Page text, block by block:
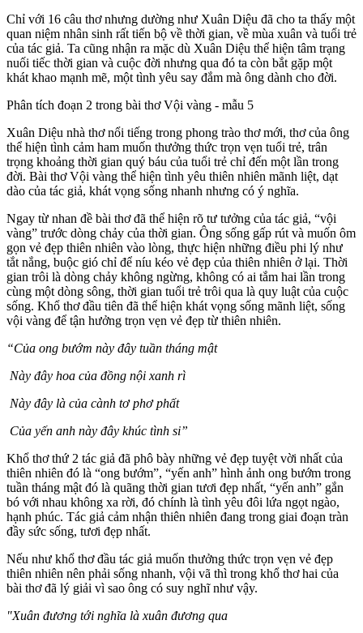
Chỉ với 16 câu thơ nhưng dường như Xuân Diệu đã cho ta thấy một
quan niệm nhân sinh rất tiến bộ về thời gian, về mùa xuân và tuổi trẻ
của tác giả. Ta cũng nhận ra mặc dù Xuân Diệu thể hiện tâm trạng
nuối tiếc thời gian và cuộc đời nhưng qua đó ta còn bắt gặp một
khát khao mạnh mẽ, một tình yêu say đắm mà ông dành cho đời.
Phân tích đoạn 2 trong bài thơ Vội vàng - mẫu 5
Xuân Diệu nhà thơ nổi tiếng trong phong trào thơ mới, thơ của ông
thể hiện tình cảm ham muốn thưởng thức trọn vẹn tuổi trẻ, trân
trọng khoảng thời gian quý báu của tuổi trẻ chỉ đến một lần trong
đời. Bài thơ Vội vàng thể hiện tình yêu thiên nhiên mãnh liệt, dạt
dào của tác giả, khát vọng sống nhanh nhưng có ý nghĩa.
Ngay từ nhan đề bài thơ đã thể hiện rõ tư tưởng của tác giả, “vội
vàng” trước dòng chảy của thời gian. Ông sống gấp rút và muốn ôm
gọn vẻ đẹp thiên nhiên vào lòng, thực hiện những điều phi lý như
tắt nắng, buộc gió chỉ để níu kéo vẻ đẹp của thiên nhiên ở lại. Thời
gian trôi là dòng chảy không ngừng, không có ai tắm hai lần trong
cùng một dòng sông, thời gian tuổi trẻ trôi qua là quy luật của cuộc
sống. Khổ thơ đầu tiên đã thể hiện khát vọng sống mãnh liệt, sống
vội vàng để tận hưởng trọn vẹn vẻ đẹp từ thiên nhiên.
“Của ong bướm này đây tuần tháng mật
Này đây hoa của đồng nội xanh rì
Này đây là của cành tơ phơ phất
Của yến anh này đây khúc tình si”
Khổ thơ thứ 2 tác giả đã phô bày những vẻ đẹp tuyệt vời nhất của
thiên nhiên đó là “ong bướm”, “yến anh” hình ảnh ong bướm trong
tuần tháng mật đó là quãng thời gian tươi đẹp nhất, “yến anh” gắn
bó với nhau không xa rời, đó chính là tình yêu đôi lứa ngọt ngào,
hạnh phúc. Tác giả cảm nhận thiên nhiên đang trong giai đoạn tràn
đầy sức sống, tươi đẹp nhất.
Nếu như khổ thơ đầu tác giả muốn thưởng thức trọn vẹn vẻ đẹp
thiên nhiên nên phải sống nhanh, vội vã thì trong khổ thơ hai của
bài thơ đã lý giải vì sao ông có suy nghĩ như vậy.
"Xuân đương tới nghĩa là xuân đương qua